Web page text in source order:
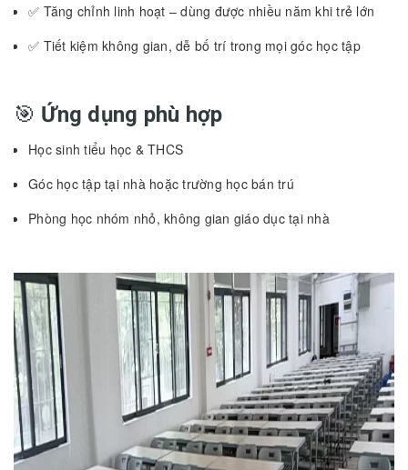
✅ Tăng chỉnh linh hoạt – dùng được nhiều năm khi trẻ lớn
✅ Tiết kiệm không gian, dễ bố trí trong mọi góc học tập
🎯 Ứng dụng phù hợp
Học sinh tiểu học & THCS
Góc học tập tại nhà hoặc trường học bán trú
Phòng học nhóm nhỏ, không gian giáo dục tại nhà